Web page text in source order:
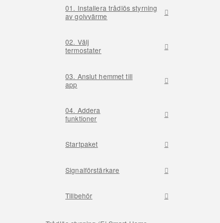
01. Installera trådlös styrning
av golvvärme
02. Välj
termostater
03. Anslut hemmet till
app
04. Addera
funktioner
Startpaket
Signalförstärkare
Tillbehör